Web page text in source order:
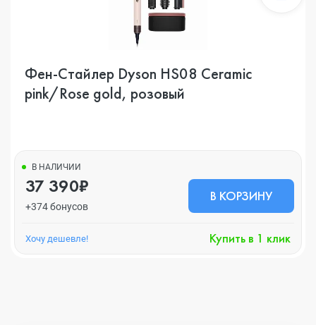
Фен-Стайлер Dyson HS08 Ceramic
pink/Rose gold, розовый
В НАЛИЧИИ
37 390₽
+374 бонусов
В КОРЗИНУ
Хочу дешевле! Купить в 1 клик